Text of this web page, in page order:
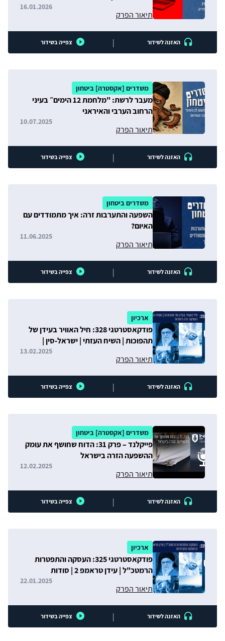
תיאור הפרק
16.01.2026
האזנה לשידור צפייה בשידור
משדרים [אקסטרה] ביטחון
מעבר לרשת: "מלחמת 12 הימים״ בעיני
הרחוב הערבי והאיראני
תיאור הפרק
10.07.2025
האזנה לשידור צפייה בשידור
משדרים ביטחון
השפעה והתערבות זרה: איך מתמודדים עם
האיום?
תיאור הפרק
11.06.2025
האזנה לשידור צפייה בשידור
ארכיון
פודקאסטרטגי 328: חיל האוויר בעידן של
תהפוכות | השיח העזתי | ישראל-סין |
תיאור הפרק
13.02.2025
האזנה לשידור צפייה בשידור
משדרים [אקסטרה] ביטחון
פייקלנד – פרק 31: הדוח שחושף את עומק
ההשפעה הזרה בישראל
תיאור הפרק
12.02.2025
האזנה לשידור צפייה בשידור
ארכיון
פודקאסטרטגי 325: העסקה והתפטרות
הרמטכ"ל | עידן טראמפ 2 | סודות
תיאור הפרק
22.01.2025
האזנה לשידור צפייה בשידור